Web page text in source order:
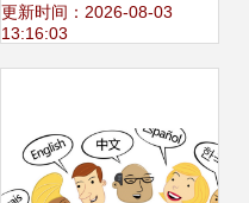
荚官网获取高效翻
更新时间：2026-08-03
13:16:03